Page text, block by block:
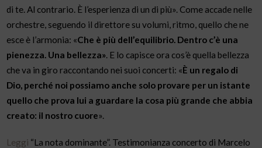
di te. Al contrario. È l’esperienza di un di più». Come accade nelle
orchestre, seguendo il direttore su volumi, ritmo, quello che ne
esce è l’armonia: «Che è più dell’equilibrio. Dentro c’è una
pienezza. Una bellezza» . E lo capisce ora cos’è quella bellezza
che va in giro raccontando nei suoi concerti: «È un regalo di
Dio, perché noi possiamo anche solo provare per un istante
quello che prova lui a guardare la cosa più grande che abbia
creato: il nostro cuore».
Leggi “La nota dominante”. Testimonianza concerto di Marcelo